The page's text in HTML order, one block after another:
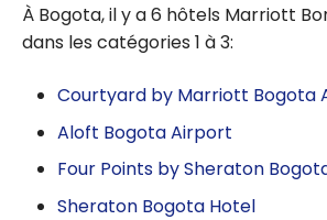
À Bogota, il y a 6 hôtels Marriott
dans les catégories 1 à 3:
Courtyard by Marriott Bogota
Aloft Bogota Airport
Four Points by Sheraton
Sheraton Bogota Hotel